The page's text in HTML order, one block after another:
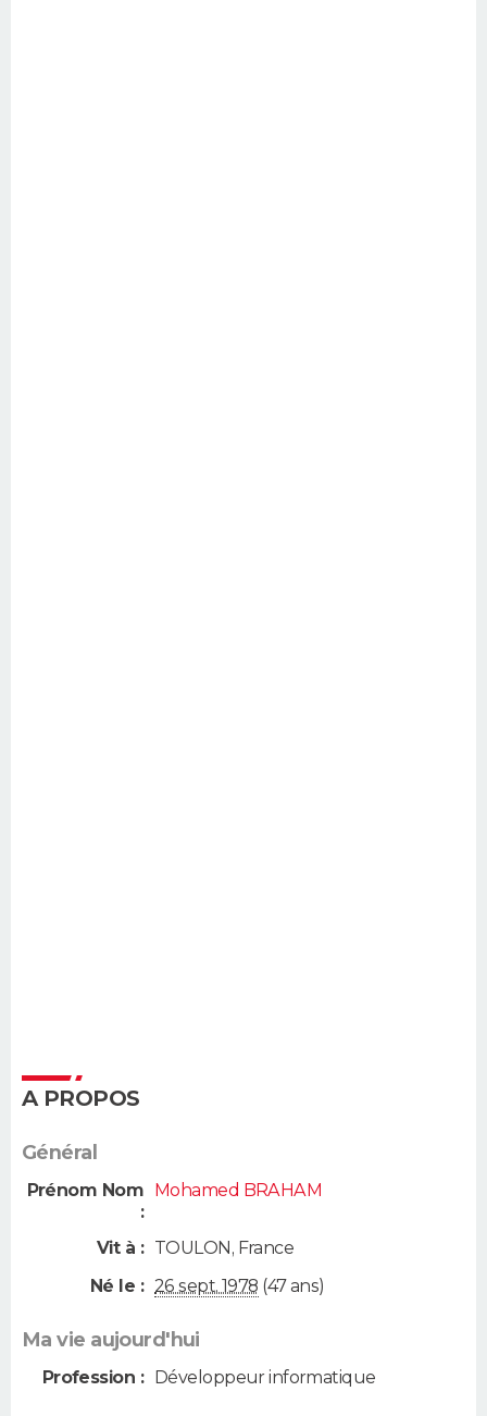
A PROPOS
Général
Prénom Nom
:
Mohamed BRAHAM
Vit à : TOULON , France
Né le : 26 sept. 1978 (47 ans)
Ma vie aujourd'hui
Profession : Développeur informatique